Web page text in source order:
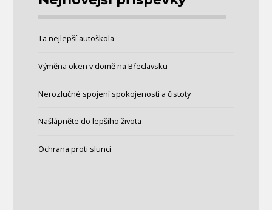
Ta nejlepší autoškola
Výměna oken v domě na Břeclavsku
Nerozlučné spojení spokojenosti a čistoty
Našlápněte do lepšího života
Ochrana proti slunci